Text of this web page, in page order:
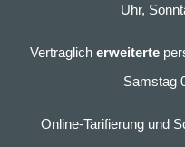
Uhr,
Vertraglicherweiterte
Samstag
Online-Tarifierung und